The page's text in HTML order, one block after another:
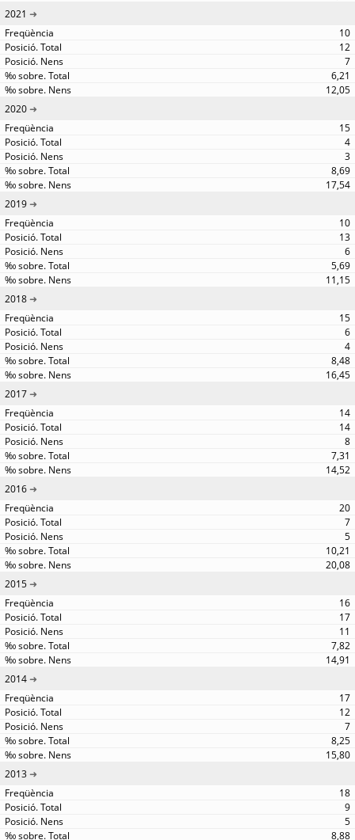
2021
10
12
7
6,21
12,05
2020
15
4
3
8,69
17,54
2019
10
13
6
5,69
11,15
2018
15
6
4
8,48
16,45
2017
14
14
8
7,31
14,52
2016
20
7
5
10,21
20,08
2015
16
17
11
7,82
14,91
2014
17
12
7
8,25
15,80
2013
18
9
5
8,88